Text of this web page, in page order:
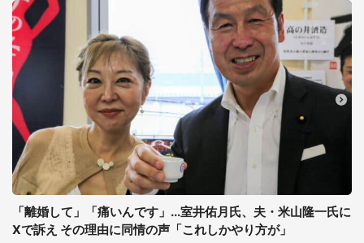
「離婚して」「痛いんです」...室井佑月氏、夫・米山隆一氏に
Xで訴え その理由に同情の声「これしかやり方が」